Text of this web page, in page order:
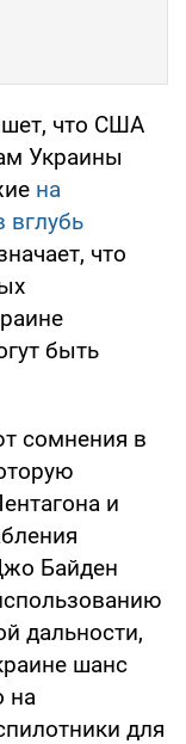
что США
Украины
на
вглубь
что
быть
сомнения в
и
Байден
дальности,
шанс
на
для